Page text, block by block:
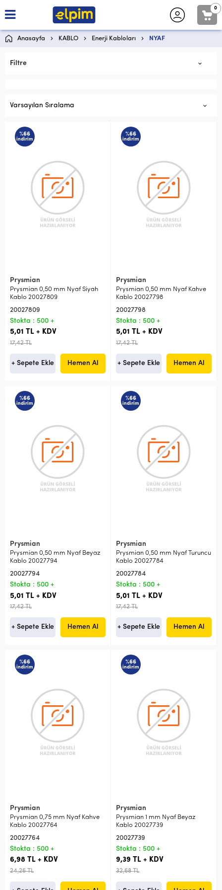
0
Anasayfa KABLO Enerji Kabloları NYAF
Filtre
Varsayılan Sıralama
%66
indirim
Prysmian
Prysmian 0,50 mm Nyaf Siyah
Kablo 20027809
20027809
Stokta : 500 +
5,01 TL + KDV
17,42 TL
+ Sepete Ekle Hemen Al
%66
indirim
Prysmian
Prysmian 0,50 mm Nyaf Kahve
Kablo 20027798
20027798
Stokta : 500 +
5,01 TL + KDV
17,42 TL
+ Sepete Ekle Hemen Al
%66
indirim
Prysmian
Prysmian 0,50 mm Nyaf Beyaz
Kablo 20027794
20027794
Stokta : 500 +
5,01 TL + KDV
17,42 TL
+ Sepete Ekle Hemen Al
%66
indirim
Prysmian
Prysmian 0,50 mm Nyaf Turuncu
Kablo 20027784
20027784
Stokta : 500 +
5,01 TL + KDV
17,42 TL
+ Sepete Ekle Hemen Al
%66
indirim
Prysmian
Prysmian 0,75 mm Nyaf Kahve
Kablo 20027764
20027764
Stokta : 500 +
6,98 TL + KDV
24,26 TL
%66
indirim
Prysmian
Prysmian 1 mm Nyaf Beyaz
Kablo 20027739
20027739
Stokta : 500 +
9,39 TL + KDV
32,68 TL